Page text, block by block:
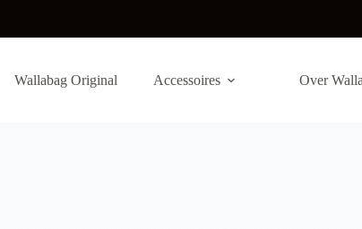
Wallabag Original Accessoires Over